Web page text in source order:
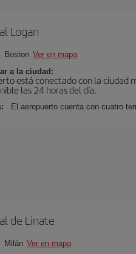
Logan
Boston Ver en mapa
a la ciudad:
está conectado con la ciudad
las 24 horas del día.
El aeropuerto cuenta con cuatro
de Linate
Milán Ver en mapa